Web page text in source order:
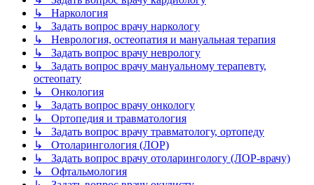
↳ Наркология
↳ Задать вопрос врачу наркологу
↳ Неврология, остеопатия и мануальная терапия
↳ Задать вопрос врачу неврологу
↳ Задать вопрос врачу мануальному терапевту,
остеопату
↳ Онкология
↳ Задать вопрос врачу онкологу
↳ Ортопедия и травматология
↳ Задать вопрос врачу травматологу, ортопеду
↳ Отоларингология (ЛОР)
↳ Задать вопрос врачу отоларингологу (ЛОР-врачу)
↳ Офтальмология